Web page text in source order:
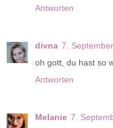
Antworten
divna 7.
oh gott, du hast so
Antworten
Melanie 7.